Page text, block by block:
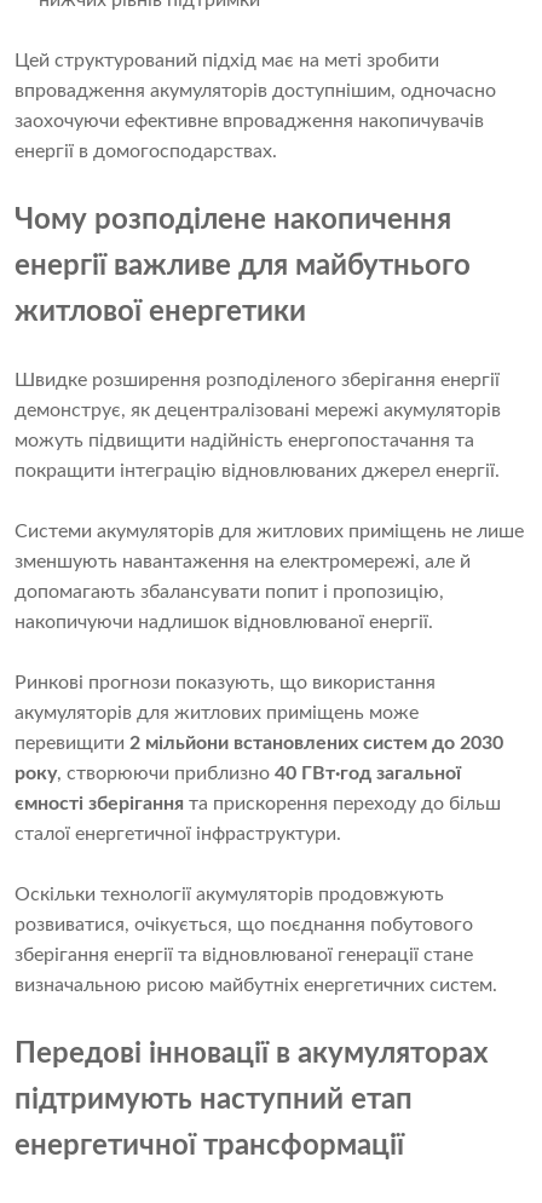
Цей структурований підхід має на меті зробити
впровадження акумуляторів доступнішим, одночасно
заохочуючи ефективне впровадження накопичувачів
енергії в домогосподарствах.
Чому розподілене накопичення
енергії важливе для майбутнього
житлової енергетики
Швидке розширення розподіленого зберігання енергії
демонструє, як децентралізовані мережі акумуляторів
можуть підвищити надійність енергопостачання та
покращити інтеграцію відновлюваних джерел енергії.
Системи акумуляторів для житлових приміщень не лише
зменшують навантаження на електромережі, але й
допомагають збалансувати попит і пропозицію,
накопичуючи надлишок відновлюваної енергії.
Ринкові прогнози показують, що використання
акумуляторів для житлових приміщень може
перевищити 2 мільйони встановлених систем до 2030
року, створюючи приблизно 40 ГВт·год загальної
ємності зберігання та прискорення переходу до більш
сталої енергетичної інфраструктури.
Оскільки технології акумуляторів продовжують
розвиватися, очікується, що поєднання побутового
зберігання енергії та відновлюваної генерації стане
визначальною рисою майбутніх енергетичних систем.
Передові інновації в акумуляторах
підтримують наступний етап
енергетичної трансформації